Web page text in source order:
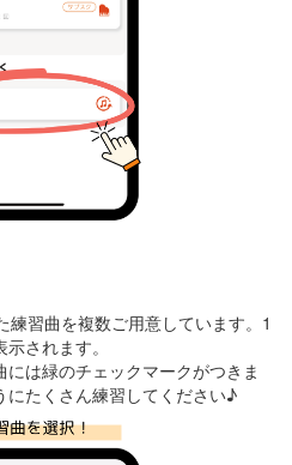
練習曲を複数ご用意しています。1
されます。
は緑のチェックマークがつきま
たくさん練習してください♪